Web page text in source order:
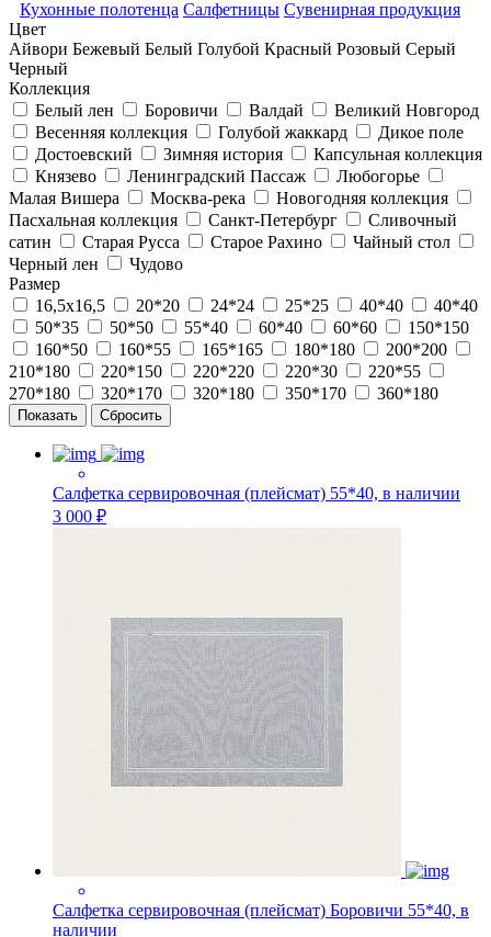
Кухонные полотенца Салфетницы Сувенирная продукция
Цвет
Айвори Бежевый Белый Голубой Красный Розовый Серый
Черный
Коллекция
Белый лен
Боровичи Валдай
Великий Новгород
Весенняя коллекция
Голубой жаккард
Дикое поле
Достоевский
Зимняя история
Капсульная коллекция
Князево
Ленинградский Пассаж
Любогорье
Малая Вишера
Москва-река
Новогодняя коллекция
Пасхальная коллекция
Санкт-Петербург
Сливочный
сатин
Старая Русса Старое Рахино
Чайный стол
Черный лен
Чудово
Размер
16,5х16,5
20*20 24*24 25*25 40*40
40*40
50*35
50*50 55*40 60*40 60*60
150*150
160*50
160*55 165*165 180*180
200*200
210*180
220*150 220*220 220*30
220*55
270*180
320*170 320*180 350*170 360*180
Салфетка сервировочная (плейсмат) 55*40, в наличии
3 000 ₽
Салфетка сервировочная (плейсмат) Боровичи 55*40, в
наличии